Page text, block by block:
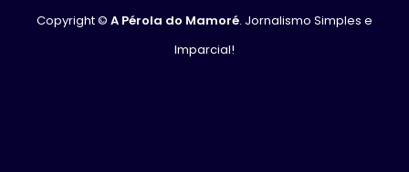
Copyright © A Pérola do Mamoré. Jornalismo Simples e
Imparcial!